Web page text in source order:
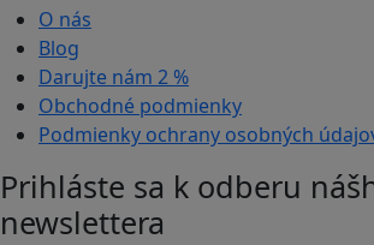
O nás
Blog
Darujte nám 2 %
Obchodné podmienky
Podmienky ochrany osobných
Prihláste sa k odberu
newslettera